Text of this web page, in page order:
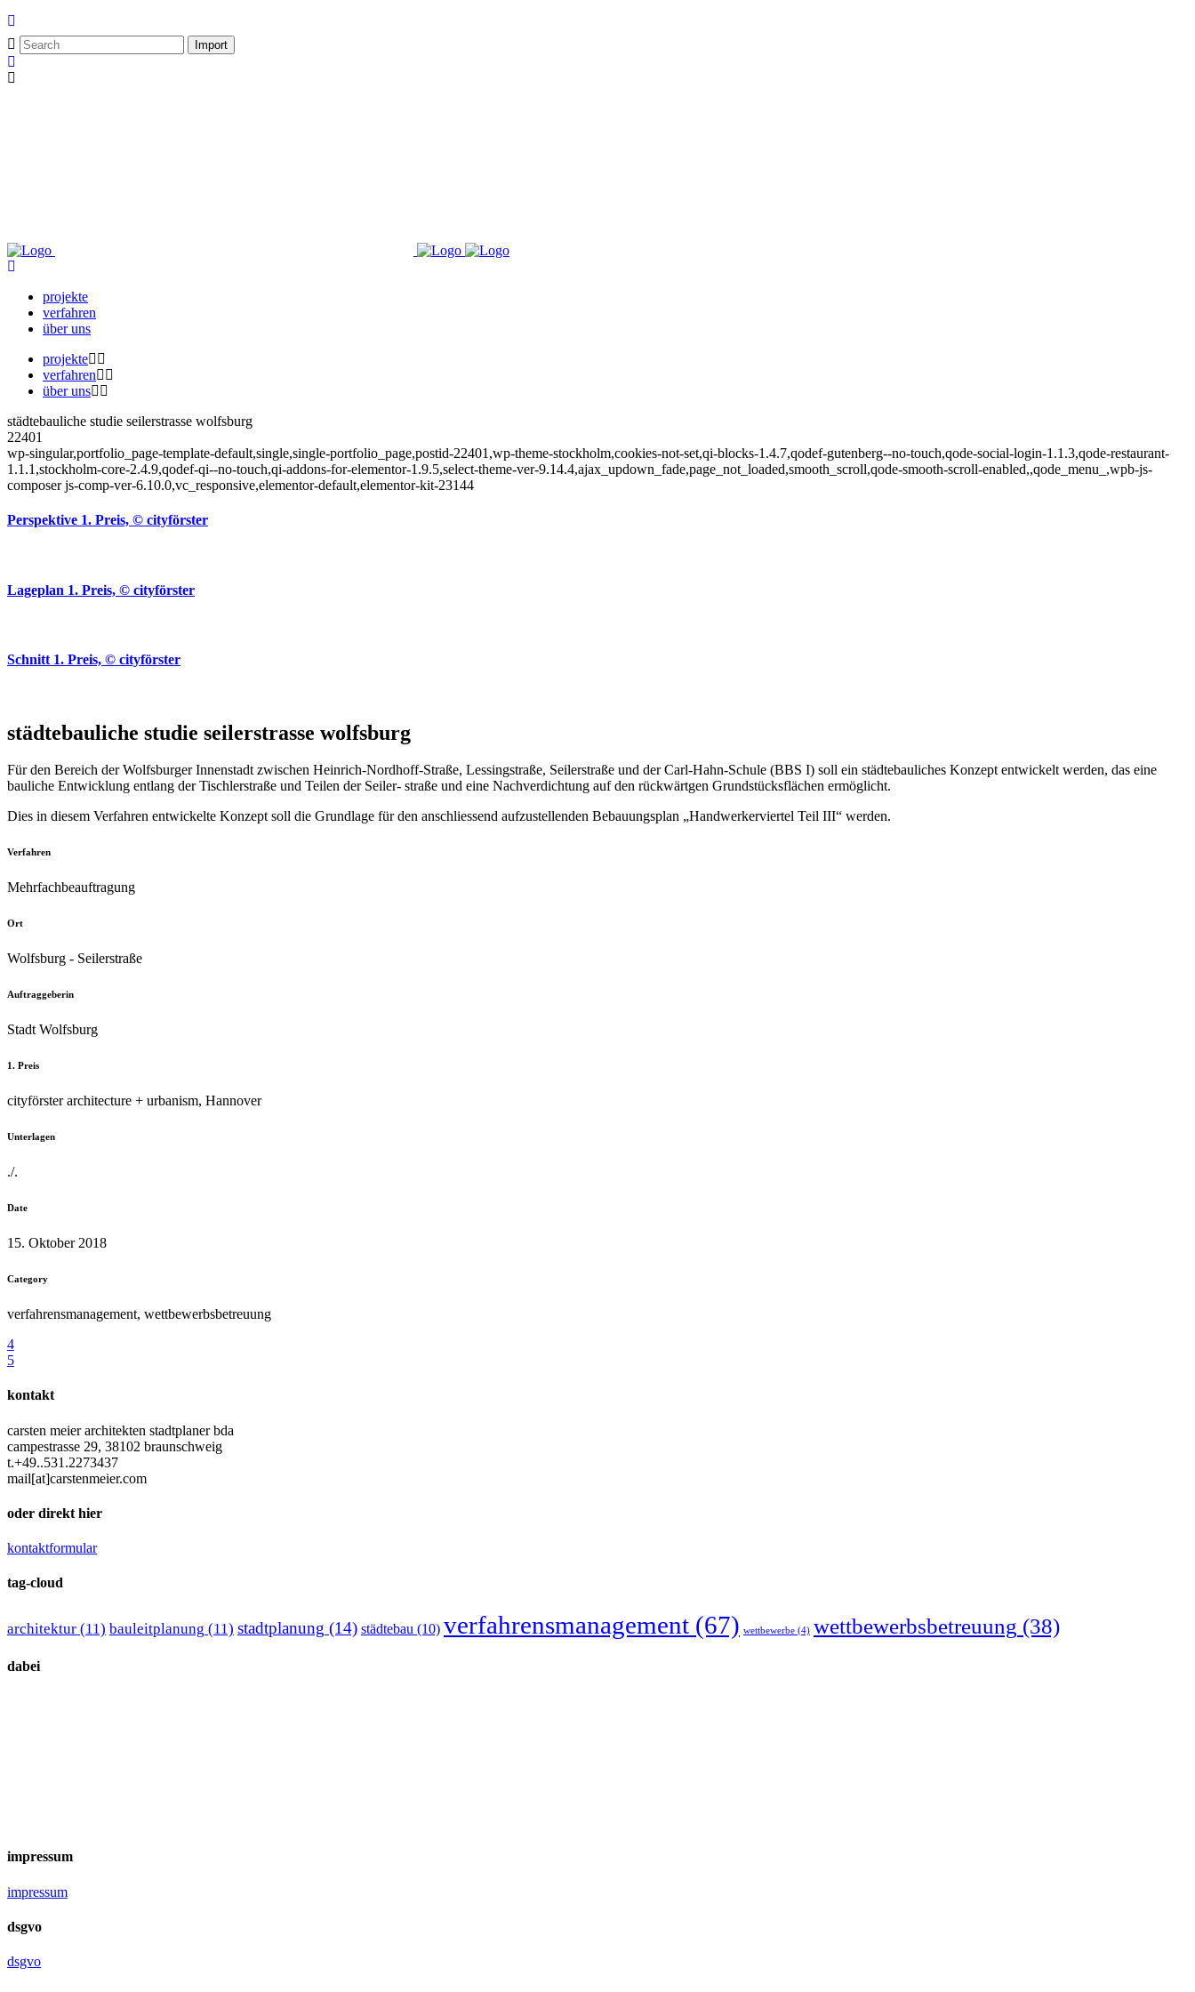
projekte
verfahren
über uns
projekte
verfahren
über uns
städtebauliche studie seilerstrasse wolfsburg
22401
wp-singular,portfolio_page-template-default,single,single-portfolio_page,postid-22401,wp-theme-stockholm,cookies-not-set,qi-blocks-1.4.7,qodef-gutenberg--no-touch,qode-social-login-1.1.3,qode-restaurant-
1.1.1,stockholm-core-2.4.9,qodef-qi--no-touch,qi-addons-for-elementor-1.9.5,select-theme-ver-9.14.4,ajax_updown_fade,page_not_loaded,smooth_scroll,qode-smooth-scroll-enabled,,qode_menu_,wpb-js-
composer js-comp-ver-6.10.0,vc_responsive,elementor-default,elementor-kit-23144
Perspektive 1. Preis, © cityförster
Lageplan 1. Preis, © cityförster
Schnitt 1. Preis, © cityförster
städtebauliche studie seilerstrasse wolfsburg
Für den Bereich der Wolfsburger Innenstadt zwischen Heinrich-Nordhoff-Straße, Lessingstraße, Seilerstraße und der Carl-Hahn-Schule (BBS I) soll ein städtebauliches Konzept entwickelt werden, das eine
bauliche Entwicklung entlang der Tischlerstraße und Teilen der Seiler- straße und eine Nachverdichtung auf den rückwärtgen Grundstücksflächen ermöglicht.
Dies in diesem Verfahren entwickelte Konzept soll die Grundlage für den anschliessend aufzustellenden Bebauungsplan „Handwerkerviertel Teil III“ werden.
Verfahren
Mehrfachbeauftragung
Ort
Wolfsburg - Seilerstraße
Auftraggeberin
Stadt Wolfsburg
1. Preis
cityförster architecture + urbanism, Hannover
Unterlagen
./.
Date
15. Oktober 2018
Category
verfahrensmanagement, wettbewerbsbetreuung
kontakt
carsten meier architekten stadtplaner bda
campestrasse 29, 38102 braunschweig
t.+49..531.2273437
mail[at]carstenmeier.com
oder direkt hier
kontaktformular
tag-cloud
architektur (11) bauleitplanung (11) stadtplanung (14) städtebau (10) verfahrensmanagement (67) wettbewerbe (4) wettbewerbsbetreuung (38)
dabei
impressum
impressum
dsgvo
dsgvo